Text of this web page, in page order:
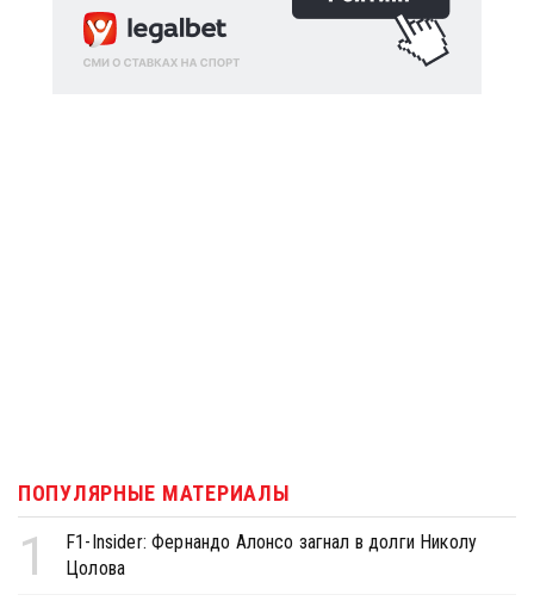
ПОПУЛЯРНЫЕ МАТЕРИАЛЫ
1
F1-Insider: Фернандо Алонсо загнал в долги Николу
Цолова